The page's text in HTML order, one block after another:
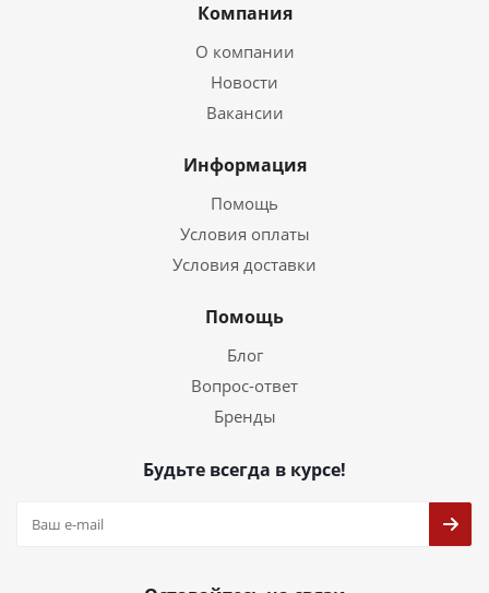
Компания
О компании
Новости
Вакансии
Информация
Помощь
Условия оплаты
Условия доставки
Помощь
Блог
Вопрос-ответ
Бренды
Будьте всегда в курсе!